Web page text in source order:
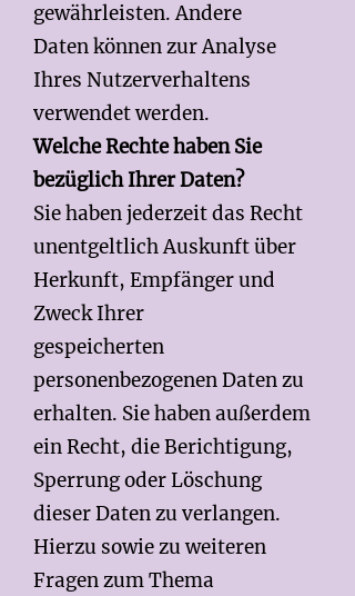
gewährleisten. Andere
Daten können zur Analyse
Ihres Nutzerverhaltens
verwendet werden.
Welche Rechte haben Sie
bezüglich Ihrer Daten?
Sie haben jederzeit das Recht
unentgeltlich Auskunft über
Herkunft, Empfänger und
Zweck Ihrer
gespeicherten
personenbezogenen Daten zu
erhalten. Sie haben außerdem
ein Recht, die Berichtigung,
Sperrung oder Löschung
dieser Daten zu verlangen.
Hierzu sowie zu weiteren
Fragen zum Thema